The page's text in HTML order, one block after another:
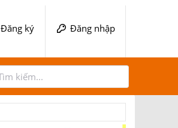
Đăng ký Đăng nhập